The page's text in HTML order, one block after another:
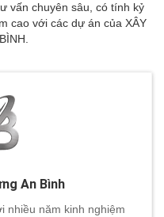
vấn chuyên sâu, có tính kỷ
cao với các dự án của XÂY
An Bình
nhiều năm kinh nghiệm